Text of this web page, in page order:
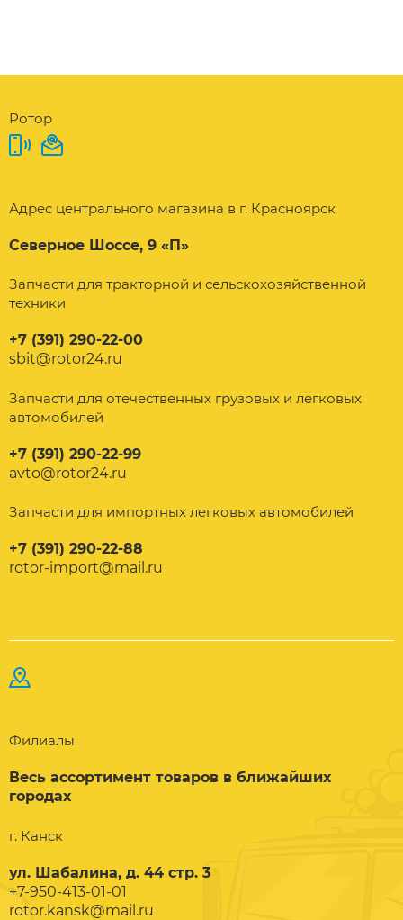
Ротор
Адрес центрального магазина в г. Красноярск
Северное Шоссе, 9 «П»
Запчасти для тракторной и сельскохозяйственной
техники
+7 (391) 290-22-00
sbit@rotor24.ru
Запчасти для отечественных грузовых и легковых
автомобилей
+7 (391) 290-22-99
avto@rotor24.ru
Запчасти для импортных легковых автомобилей
+7 (391) 290-22-88
rotor-import@mail.ru
Филиалы
Весь ассортимент товаров в ближайших
городах
г. Канск
ул. Шабалина, д. 44 стр. 3
+7-950-413-01-01
rotor.kansk@mail.ru